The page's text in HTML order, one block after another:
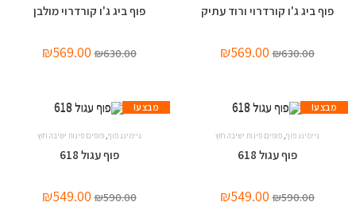
פוף ביג ג'ו קורדרוי ורוד עתיק
₪630.00
₪569.00
פוף ביג ג'ו קורדרוי מולבן
₪630.00
₪569.00
מבצע!
גיימינג פוף ,פופים פינות ישיבה חוץ
פוף עגול 618
₪590.00
₪549.00
מבצע!
גיימינג פוף ,פופים פינות ישיבה חוץ
פוף עגול 618
₪590.00
₪549.00